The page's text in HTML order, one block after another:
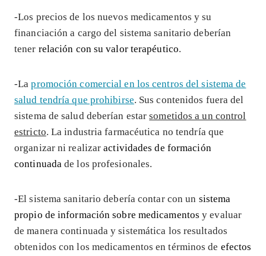
-Los precios de los nuevos medicamentos y su
financiación a cargo del sistema sanitario deberían
tener relación con su valor terapéutico.
-Lapromoción comercial en los centros del sistema de
salud tendría que prohibirse. Sus contenidos fuera del
sistema de salud deberían estarsometidos a un control
estricto. La industria farmacéutica no tendría que
organizar ni realizar actividades de formación
continuada de los profesionales.
-El sistema sanitario debería contar con un sistema
propio de información sobre medicamentosy evaluar
de manera continuada y sistemática los resultados
obtenidos con los medicamentos en términos de efectos